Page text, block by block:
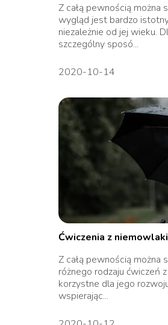
Z całą pewnością można
wygląd jest bardzo
niezależnie od jej wieku.
szczególny sposó...
2020-10-14
Ćwiczenia z
Z całą pewnością można
różnego rodzaju ćwiczeń
korzystne dla jego
wspierając...